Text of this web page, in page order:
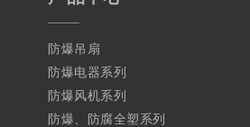
防爆吊扇
防爆电器系列
防爆风机系列
防爆、防腐全塑系列